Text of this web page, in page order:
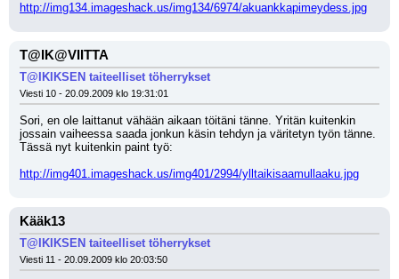
http://img134.imageshack.us/img134/6974/akuankkapimeydess.jpg
T@IK@VIITTA
T@IKIKSEN taiteelliset töherrykset
Viesti 10 - 20.09.2009 klo 19:31:01
Sori, en ole laittanut vähään aikaan töitäni tänne. Yritän kuitenkin
jossain vaiheessa saada jonkun käsin tehdyn ja väritetyn työn tänne.
Tässä nyt kuitenkin paint työ:
http://img401.imageshack.us/img401/2994/ylltaikisaamullaaku.jpg
Kääk13
T@IKIKSEN taiteelliset töherrykset
Viesti 11 - 20.09.2009 klo 20:03:50